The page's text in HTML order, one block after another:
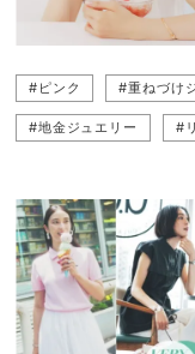
#ピンク #重ねづけ
#地金ジュエリー #
#ジュエリー